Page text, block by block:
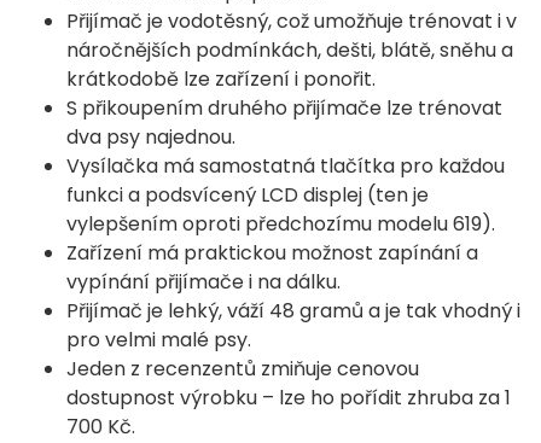
Přijímač je vodotěsný, což umožňuje trénovat i v
náročnějších podmínkách, dešti, blátě, sněhu a
krátkodobě lze zařízení i ponořit.
S přikoupením druhého přijímače lze trénovat
dva psy najednou.
Vysílačka má samostatná tlačítka pro každou
funkci a podsvícený LCD displej (ten je
vylepšením oproti předchozímu modelu 619).
Zařízení má praktickou možnost zapínání a
vypínání přijímače i na dálku.
Přijímač je lehký, váží 48 gramů a je tak vhodný i
pro velmi malé psy.
Jeden z recenzentů zmiňuje cenovou
dostupnost výrobku – lze ho pořídit zhruba za 1
700 Kč.